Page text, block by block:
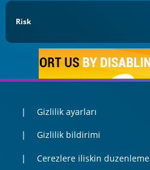
Risk
Gizlilik ayarları
Gizlilik bildirimi
Cerezlere iliskin duzenleme